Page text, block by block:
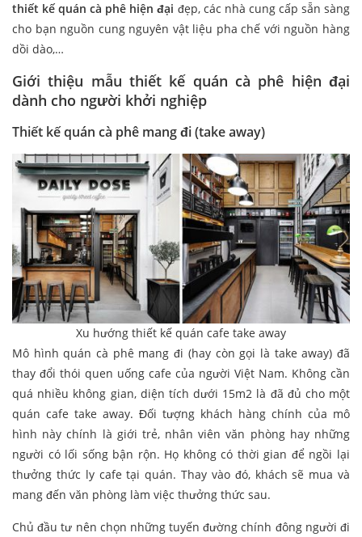
thiết kế quán cà phê hiện đại đẹp, các nhà cung cấp sẵn sàng
cho bạn nguồn cung nguyên vật liệu pha chế với nguồn hàng
dồi dào,…
Giới thiệu mẫu thiết kế quán cà phê hiện đại
dành cho người khởi nghiệp
Thiết kế quán cà phê mang đi (take away)
Xu hướng thiết kế quán cafe take away
Mô hình quán cà phê mang đi (hay còn gọi là take away) đã
thay đổi thói quen uống cafe của người Việt Nam. Không cần
quá nhiều không gian, diện tích dưới 15m2 là đã đủ cho một
quán cafe take away. Đối tượng khách hàng chính của mô
hình này chính là giới trẻ, nhân viên văn phòng hay những
người có lối sống bận rộn. Họ không có thời gian để ngồi lại
thưởng thức ly cafe tại quán. Thay vào đó, khách sẽ mua và
mang đến văn phòng làm việc thưởng thức sau.
Chủ đầu tư nên chọn những tuyến đường chính đông người đi